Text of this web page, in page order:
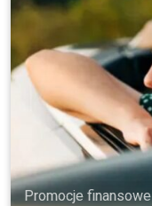
Promocje finansowe